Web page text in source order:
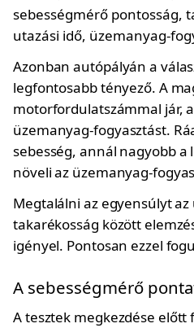
Azonban autópályán a
legfontosabb tényező. A
motorfordulatszámmal jár,
üzemanyag-fogyasztást.
sebesség, annál nagyobb
növeli az üzemanyag-
Megtalálni az egyensúlyt az
takarékosság között
igényel. Pontosan ezzel
A sebességmérő
A tesztek megkezdése